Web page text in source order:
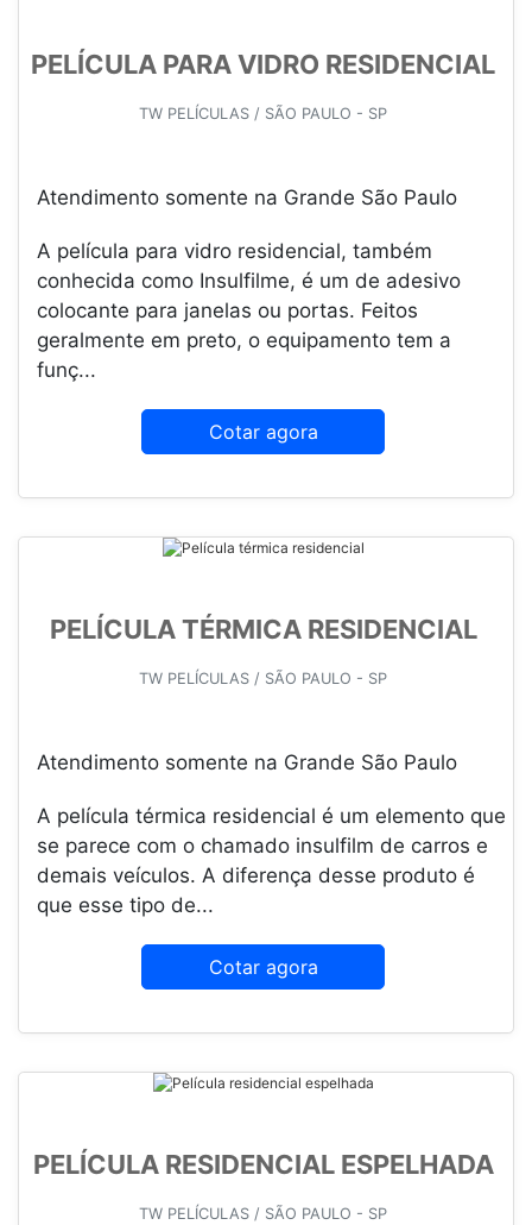
PELÍCULA PARA VIDRO RESIDENCIAL
TW PELÍCULAS / SÃO PAULO - SP
Atendimento somente na Grande São Paulo
A película para vidro residencial, também
conhecida como Insulfilme, é um de adesivo
colocante para janelas ou portas. Feitos
geralmente em preto, o equipamento tem a
funç...
Cotar agora
PELÍCULA TÉRMICA RESIDENCIAL
TW PELÍCULAS / SÃO PAULO - SP
Atendimento somente na Grande São Paulo
A película térmica residencial é um elemento que
se parece com o chamado insulfilm de carros e
demais veículos. A diferença desse produto é
que esse tipo de...
Cotar agora
PELÍCULA RESIDENCIAL ESPELHADA
TW PELÍCULAS / SÃO PAULO - SP